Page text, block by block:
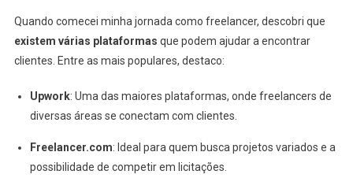
Quando comecei minha jornada como freelancer, descobri que
existem várias plataformas que podem ajudar a encontrar
clientes. Entre as mais populares, destaco:
Upwork: Uma das maiores plataformas, onde freelancers de
diversas áreas se conectam com clientes.
Freelancer.com: Ideal para quem busca projetos variados e a
possibilidade de competir em licitações.